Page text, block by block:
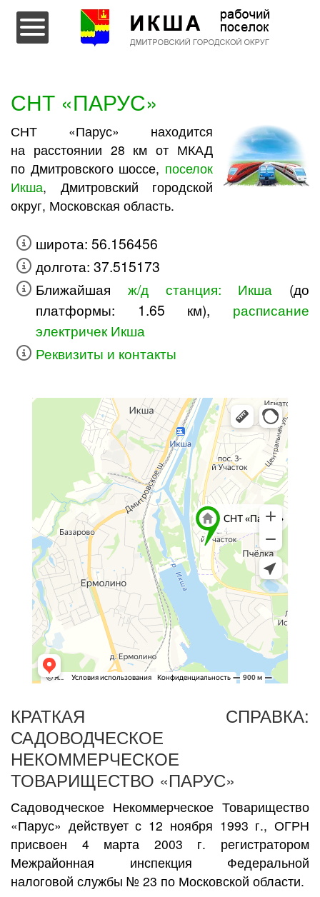
Перейти к содержимому
СНТ «ПАРУС»
СНТ «Парус» находится
на расстоянии 28 км от МКАД
по Дмитровского шоссе, поселок
Икша, Дмитровский городской
округ, Московская область.
широта: 56.156456
долгота: 37.515173
Ближайшая ж/д станция: Икша (до
платформы: 1.65 км), расписание
электричек Икша
Реквизиты и контакты
КРАТКАЯ СПРАВКА:
САДОВОДЧЕСКОЕ
НЕКОММЕРЧЕСКОЕ
ТОВАРИЩЕСТВО «ПАРУС»
Садоводческое Некоммерческое Товарищество
«Парус» действует с 12 ноября 1993 г., ОГРН
присвоен 4 марта 2003 г. регистратором
Межрайонная инспекция Федеральной
налоговой службы № 23 по Московской области.